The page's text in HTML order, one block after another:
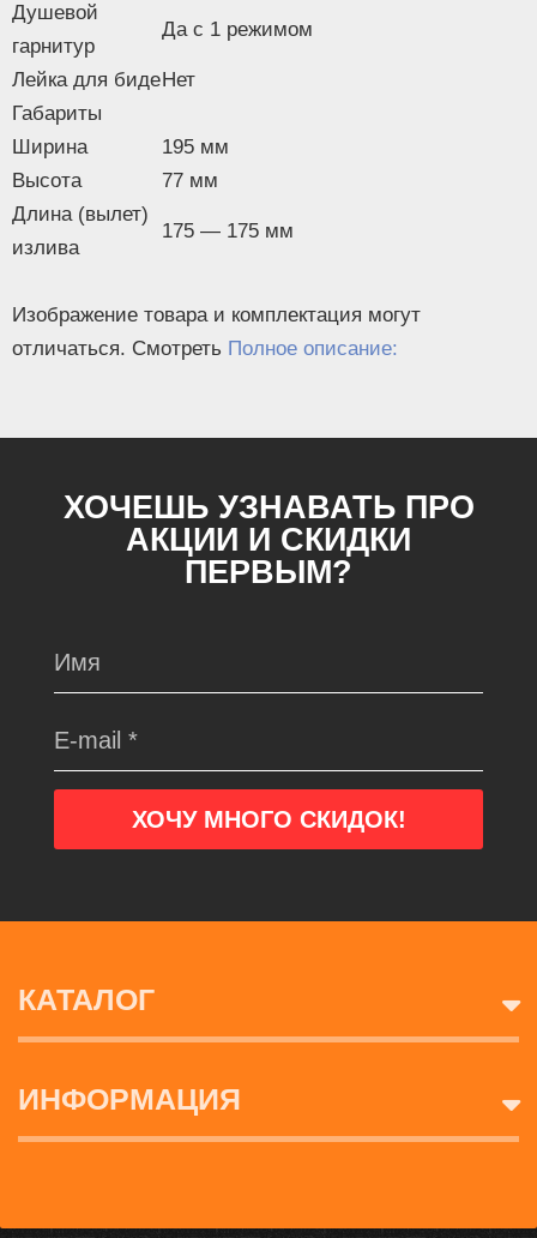
Душевой
гарнитур
Да с 1 режимом
Лейка для бидеНет
Габариты
Ширина
195 мм
Высота
77 мм
Длина (вылет)
излива
175 — 175 мм
Изображение товара и комплектация могут
отличаться. Смотреть Полное описание:
ХОЧЕШЬ УЗНАВАТЬ ПРО
АКЦИИ И СКИДКИ
ПЕРВЫМ?
КАТАЛОГ
ИНФОРМАЦИЯ